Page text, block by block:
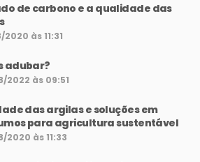
de carbono e a qualidade das
às 11:31
adubar?
2022 às 09:51
das argilas e soluções em
para agricultura sustentável
às 11:33